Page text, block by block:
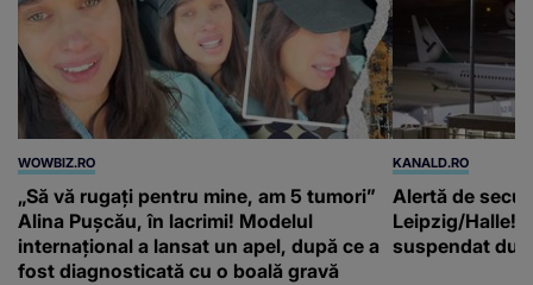
WOWBIZ.RO
„Să vă rugați pentru mine, am 5 tumori”
Alina Pușcău, în lacrimi! Modelul
internațional a lansat un apel, după ce a
fost diagnosticată cu o boală gravă
KANALD.RO
Alertă de
Leipzig/Halle!
suspendat